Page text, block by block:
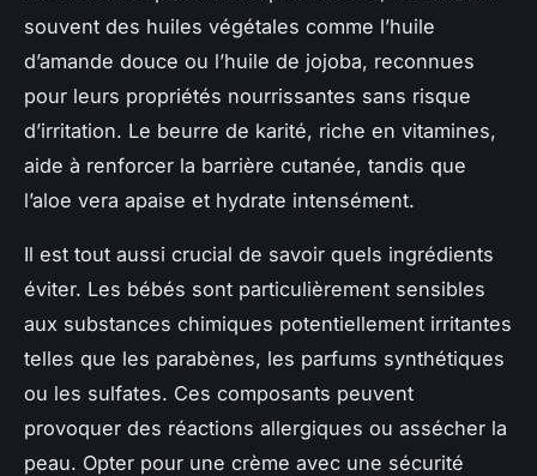
souvent des huiles végétales comme l’huile
d’amande douce ou l’huile de jojoba, reconnues
pour leurs propriétés nourrissantes sans risque
d’irritation. Le beurre de karité, riche en vitamines,
aide à renforcer la barrière cutanée, tandis que
l’aloe vera apaise et hydrate intensément.
Il est tout aussi crucial de savoir quels ingrédients
éviter. Les bébés sont particulièrement sensibles
aux substances chimiques potentiellement irritantes
telles que les parabènes, les parfums synthétiques
ou les sulfates. Ces composants peuvent
provoquer des réactions allergiques ou assécher la
peau. Opter pour une crème avec une sécurité